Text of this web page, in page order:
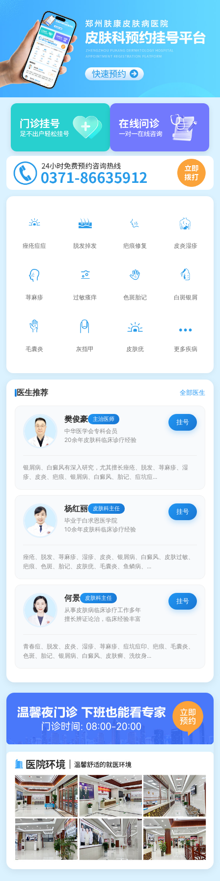
痤疮痘痘 脱发掉发 疤痕修复 皮炎湿疹
荨麻疹 过敏瘙痒 色斑胎记 白斑银屑
毛囊炎 灰指甲 皮肤疣 更多疾病
医生推荐 全部医生
樊俊豪 主治医师
中华医学会专科会员
20余年皮肤科临床诊疗经验
挂号
银屑病、白癜风有深入研究，尤其擅长痤疮、脱发、荨麻疹、湿
疹、皮炎、疤痕、银屑病、白癜风、胎记、痘坑痘...
杨红丽 皮肤科主任
毕业于白求恩医学院
10余年皮肤科临床诊疗经验
挂号
痤疮、脱发、荨麻疹、湿疹、皮炎、银屑病、白癜风、皮肤过敏、
疤痕、色斑、胎记、皮肤疣、毛囊炎、鱼鳞病、...
何景 皮肤科主任
从事皮肤病临床诊疗工作多年
擅长辨证论治，临床经验丰富
挂号
青春痘、脱发、皮炎、湿疹、荨麻疹、痘坑痘印、疤痕、毛囊炎、
色斑、胎记、银屑病、白癜风、皮肤癣、洗纹身...